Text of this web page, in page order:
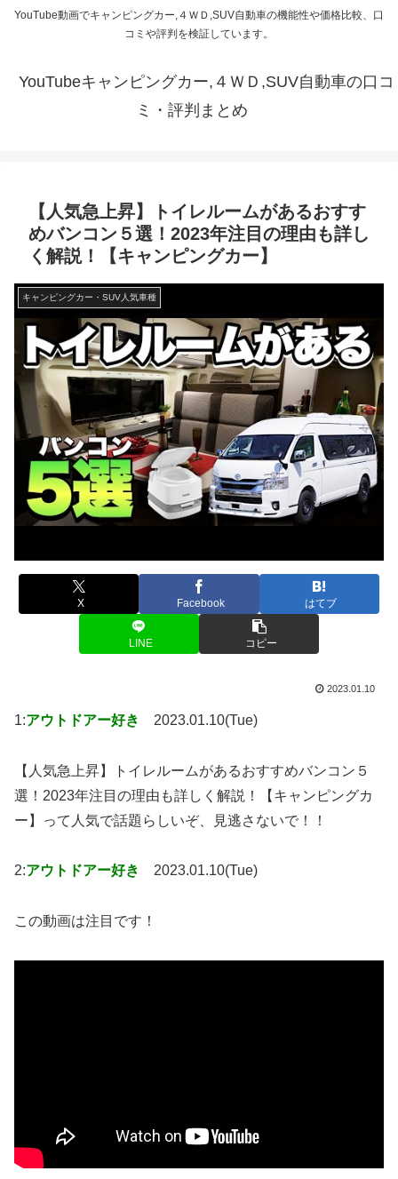
YouTube動画でキャンピングカー,４ＷＤ,SUV自動車の機能性や価格比較、口
コミや評判を検証しています。
YouTubeキャンピングカー,４ＷＤ,SUV自動車の口コ
ミ・評判まとめ
【人気急上昇】トイレルームがあるおすす
めバンコン５選！2023年注目の理由も詳し
く解説！【キャンピングカー】
キャンピングカー・SUV人気車種
X Facebook はてブ
LINE コピー
2023.01.10
1:アウトドアー好き 2023.01.10(Tue)
【人気急上昇】トイレルームがあるおすすめバンコン５
選！2023年注目の理由も詳しく解説！【キャンピングカ
ー】って人気で話題らしいぞ、見逃さないで！！
2:アウトドアー好き 2023.01.10(Tue)
この動画は注目です！